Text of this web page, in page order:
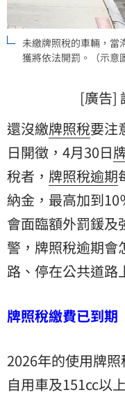
未繳牌照稅的車輛，當
獲將依法開罰。（示意
[廣告]
還沒繳牌照稅要注
日開徵，4月30日
稅者， 牌照稅逾期
納金，最高加到
會面臨額外罰鍰及
警，牌照稅逾期會
路、停在公共道路
牌照稅繳費已到
2026年的使用牌
自用車及151cc以